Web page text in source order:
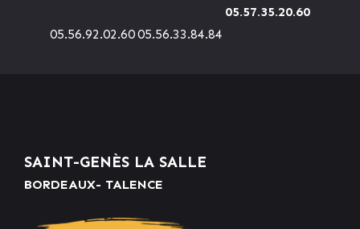
05.56.92.02.6005.56.33.84.84
05.57.35.20.60
SAINT-GENÈS LA SALLE
BORDEAUX- TALENCE